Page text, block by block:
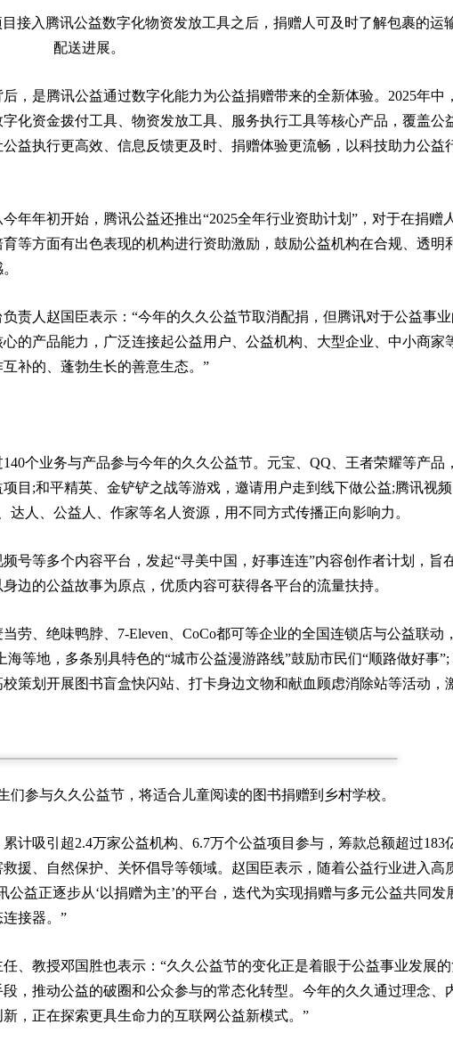
接入腾讯公益数字化物资发放工具之后，捐赠人可及时了解包裹的运
配送进展。
，是腾讯公益通过数字化能力为公益捐赠带来的全新体验。2025年中
化资金拨付工具、物资发放工具、服务执行工具等核心产品，覆盖公
益执行更高效、信息反馈更及时、捐赠体验更流畅，以科技助力公益
年年初开始，腾讯公益还推出“2025全年行业资助计划”，对于在捐赠
等方面有出色表现的机构进行资助激励，鼓励公益机构在合规、透明
责人赵国臣表示：“今年的久久公益节取消配捐，但腾讯对于公益事业
的产品能力，广泛连接起公益用户、公益机构、大型企业、中小商家
补的、蓬勃生长的善意生态。”
个业务与产品参与今年的久久公益节。元宝、QQ、王者荣耀等产品
目;和平精英、金铲铲之战等游戏，邀请用户走到线下做公益;腾讯视频
人、公益人、作家等名人资源，用不同方式传播正向影响力。
号等多个内容平台，发起“寻美中国，好事连连”内容创作者计划，旨
边的公益故事为原点，优质内容可获得各平台的流量扶持。
劳、绝味鸭脖、7-Eleven、CoCo都可等企业的全国连锁店与公益联动
等地，多条别具特色的“城市公益漫游路线”鼓励市民们“顺路做好事”;
策划开展图书盲盒快闪站、打卡身边文物和献血顾虑消除站等活动，
们参与久久公益节，将适合儿童阅读的图书捐赠到乡村学校。
计吸引超2.4万家公益机构、6.7万个公益项目参与，筹款总额超过183
援、自然保护、关怀倡导等领域。赵国臣表示，随着公益行业进入高
益正逐步从‘以捐赠为主’的平台，迭代为实现捐赠与多元公益共同发
接器。”
、教授邓国胜也表示：“久久公益节的变化正是着眼于公益事业发展的
，推动公益的破圈和公众参与的常态化转型。今年的久久通过理念、
，正在探索更具生命力的互联网公益新模式。”